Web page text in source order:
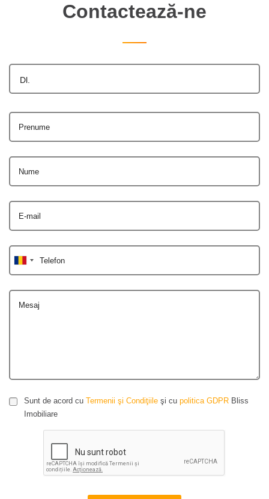
Contactează-ne
Dl.
Prenume
Nume
E-mail
Telefon
Mesaj
Sunt de acord cu Termenii şi Condiţiile şi cu politica GDPR Bliss
Imobiliare